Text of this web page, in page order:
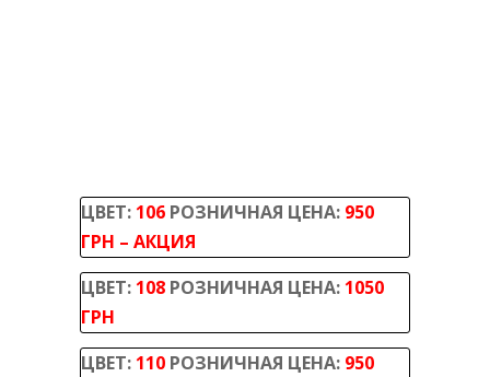
ЦВЕТ: 106 РОЗНИЧНАЯ ЦЕНА: 950
ГРН – АКЦИЯ
ЦВЕТ: 108 РОЗНИЧНАЯ ЦЕНА: 1050
ГРН
ЦВЕТ: 110 РОЗНИЧНАЯ ЦЕНА: 950